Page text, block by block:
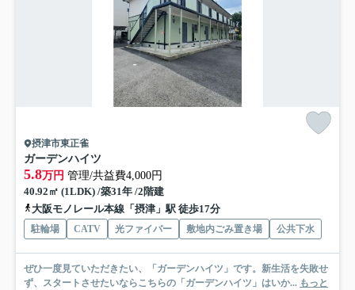
摂津市東正雀
ガーデンハイツ
5.8万円 管理/共益費4,000円
40.92㎡ (1LDK) /築31年 /2階建
大阪モノレール本線「摂津」駅 徒歩17分
駐輪場 CATV 光ファイバー 敷地内ごみ置き場 公共下水
ぜひ一度見ていただきたい、「ガーデンハイツ」です。新生活を失敗せ
ず、スタートさせたいならこちらの「ガーデンハイツ」はいか... もっと